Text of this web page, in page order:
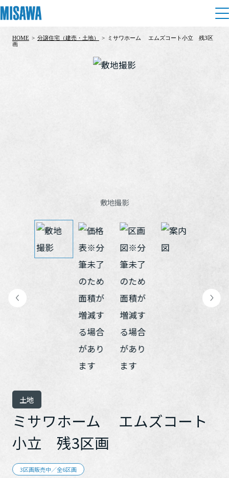
住まい
デザイナーズギャラリー
インテリア
住まいづくりガイド
分譲住宅（建売・土地）検索
売る [MISAWA RELAY]
住まいの売却
土地活用実例
企業不動産活用（CRE）戦略
医療・介護・子育て・障がい福祉施設
これから土地活用・賃貸経営をご検討の方
土地活用の基礎から長期安定経営を目指すオーナー様まで、賃貸経
営に役立つ多彩な情報を幅広くお届けします。
ホームラウンジ 土地活用・賃貸経営
リフォームメニュー
リフォーム事例
事業用リノベーション
ホテル・旅館リフォーム
これからリフォームをご検討の方
実例動画や基礎知識、収納の工夫など、理想の住まいを叶えるリフ
ォームの具体策とアイデアを豊富にご用意しています。
ホームラウンジ リフォーム
再開発・官民連携事業
分譲マンション開発事業
収益不動産・投資開発事業
建築再生事業
事業用地・事業用建物
分譲用地
向のまちづくりを実現していきます。
住まいるりんぐ（ロングサポート）
アフターメンテナンス
ミサワホームオーナーさま・リフォーム工事ご契約者さまとミサワ
ホームを結ぶコミュニケーションサイト。お得・便利・安心なコン
テンツや、ミサワホームからの大切なお知らせなど配信していま
企業・IR
MISAWAについて
ミサワホームグループ
環境活動
採用情報
新卒者採用
カタログ請求
住まいのご相談
HOME> 分譲住宅（建売・土地） > ミサワホーム エムズコート小立 残3区
画
土地
ミサワホーム エムズコート
小立 残3区画
3区画販売中／全6区画
敷地撮影